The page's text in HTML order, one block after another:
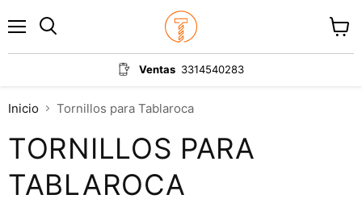
Ventas 3314540283
carrito
Inicio Tornillos para Tablaroca
TORNILLOS PARA
TABLAROCA